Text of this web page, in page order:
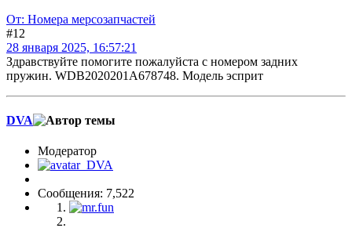
От: Номера мерсозапчастей
#12
28 января 2025, 16:57:21
Здравствуйте помогите пожалуйста с номером задних
пружин. WDB2020201A678748. Модель эсприт
DVA
Модератор
Сообщения: 7,522